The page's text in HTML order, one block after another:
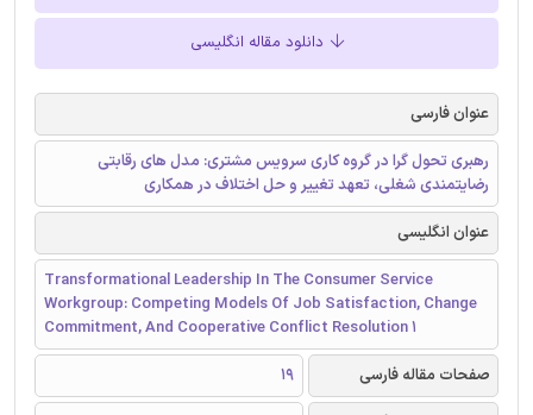
دانلود مقاله انگلیسی
عنوان فارسی
رهبری تحول گرا در گروه کاری سرویس مشتری: مدل های رقابتی
رضایتمندی شغلی، تعهد تغییر و حل اختلاف در همکاری
عنوان انگلیسی
Transformational Leadership In The Consumer Service
Workgroup: Competing Models Of Job Satisfaction, Change
Commitment, And Cooperative Conflict Resolution 1
صفحات مقاله فارسی
19